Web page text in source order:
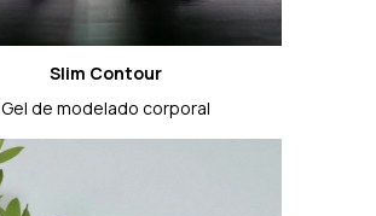
Slim Contour
Gel de modelado corporal